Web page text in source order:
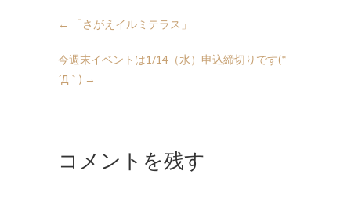
← 「さがえイルミテラス」
今週末イベントは1/14（水）申込締切りです(*
´Д｀) →
コメントを残す